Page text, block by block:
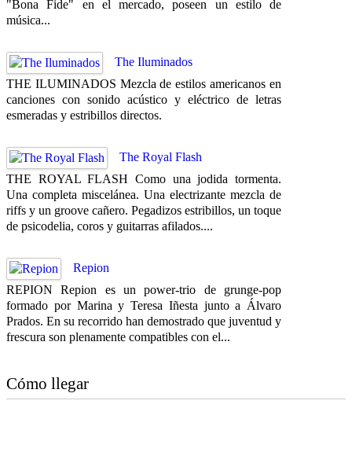
"Bona Fide" en el mercado, poseen un estilo de
música...
The Iluminados
THE ILUMINADOS Mezcla de estilos americanos en
canciones con sonido acústico y eléctrico de letras
esmeradas y estribillos directos.
The Royal Flash
THE ROYAL FLASH Como una jodida tormenta.
Una completa miscelánea. Una electrizante mezcla de
riffs y un groove cañero. Pegadizos estribillos, un toque
de psicodelia, coros y guitarras afilados....
Repion
REPION Repion es un power-trio de grunge-pop
formado por Marina y Teresa Iñesta junto a Álvaro
Prados. En su recorrido han demostrado que juventud y
frescura son plenamente compatibles con el...
Cómo llegar